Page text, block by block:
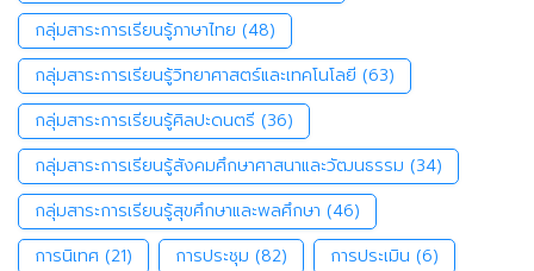
กลุ่มสาระการเรียนรู้ภาษาไทย (48)
กลุ่มสาระการเรียนรู้วิทยาศาสตร์และเทคโนโลยี (63)
กลุ่มสาระการเรียนรู้ศิลปะดนตรี (36)
กลุ่มสาระการเรียนรู้สังคมศึกษาศาสนาและวัฒนธรรม (34)
กลุ่มสาระการเรียนรู้สุขศึกษาและพลศึกษา (46)
การนิเทศ (21) การประชุม (82) การประเมิน (6)